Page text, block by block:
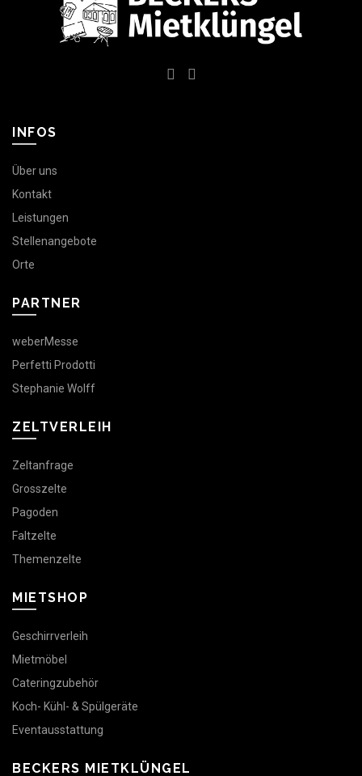
INFOS
Über uns
Kontakt
Leistungen
Stellenangebote
Orte
PARTNER
weberMesse
Perfetti Prodotti
Stephanie Wolff
ZELTVERLEIH
Zeltanfrage
Grosszelte
Pagoden
Faltzelte
Themenzelte
MIETSHOP
Geschirrverleih
Mietmöbel
Cateringzubehör
Koch- Kühl- & Spülgeräte
Eventausstattung
BECKERS MIETKLÜNGEL